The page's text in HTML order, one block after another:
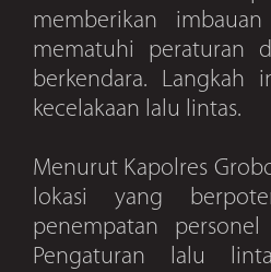
memberikan
mematuhi peraturan
berkendara. Langkah
kecelakaan lalu lintas.
Menurut Kapolres
lokasi yang
penempatan
Pengaturan lalu